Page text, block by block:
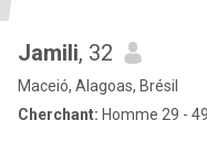
Jamili, 32
Maceió, Alagoas, Brésil
Cherchant: Homme 29 - 49